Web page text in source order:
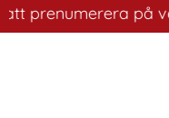
på vårt